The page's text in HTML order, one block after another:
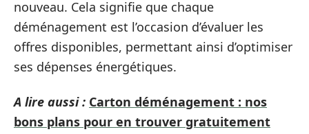
nouveau. Cela signifie que chaque
déménagement est l’occasion d’évaluer les
offres disponibles, permettant ainsi d’optimiser
ses dépenses énergétiques.
A lire aussi : Carton déménagement : nos
bons plans pour en trouver gratuitement